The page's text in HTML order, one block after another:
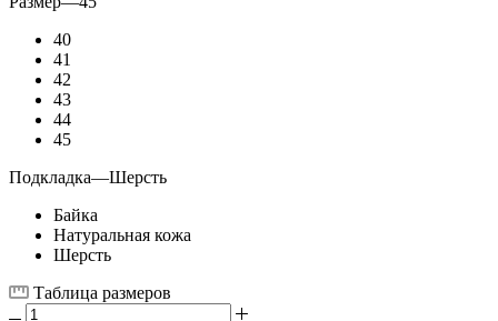
40
41
42
43
44
45
Подкладка—Шерсть
Байка
Натуральная кожа
Шерсть
Таблица размеров